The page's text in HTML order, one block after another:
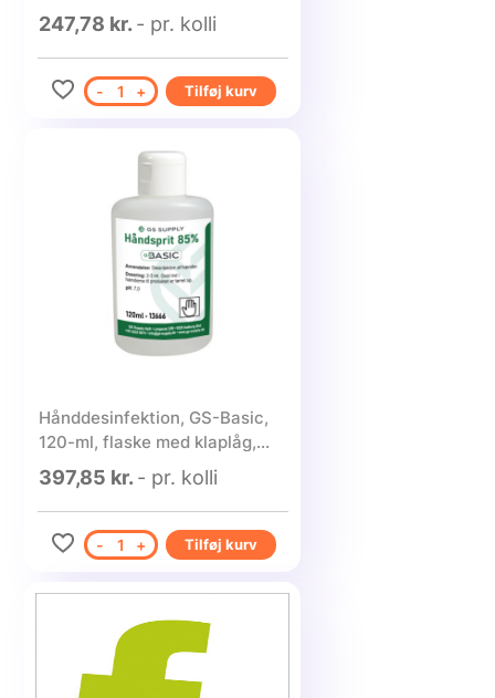
- 10 stk.
247,78 kr. - pr. kolli
- 1 + Tilføj kurv
Hånddesinfektion, GS-Basic,
120-ml, flaske med klaplåg,
85% ethanol, flydende - 30
stk.
397,85 kr. - pr. kolli
- 1 + Tilføj kurv